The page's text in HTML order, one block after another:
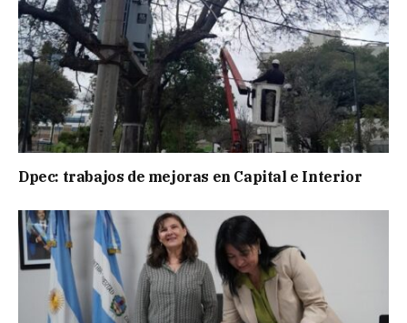
Dpec: trabajos de mejoras en Capital e Interior